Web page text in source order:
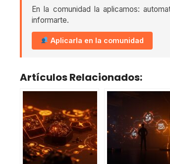
En la comunidad la aplicamos:
informarte.
Aplicarla en la comunidad
Artículos Relacionados: